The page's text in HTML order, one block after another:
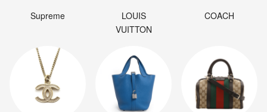
Supreme
LOUIS
VUITTON
COACH